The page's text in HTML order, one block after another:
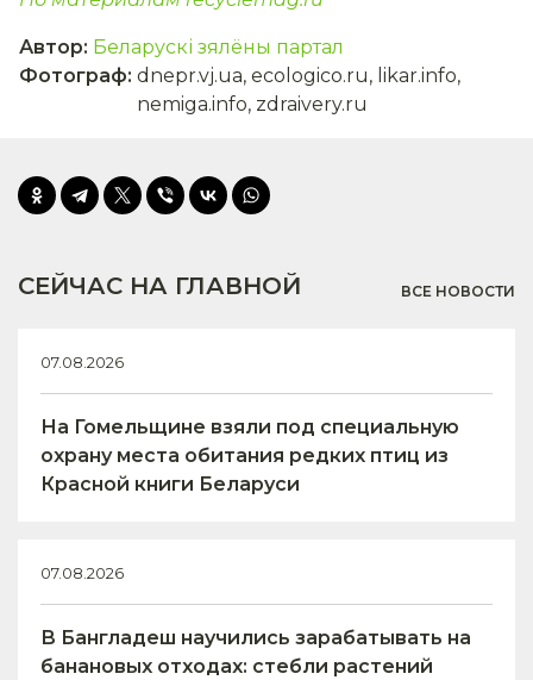
Автор: Беларускі зялёны партал
Фотограф: dnepr.vj.ua, ecologico.ru, likar.info,
nemiga.info, zdraivery.ru
СЕЙЧАС НА ГЛАВНОЙ ВСЕ НОВОСТИ
07.08.2026
На Гомельщине взяли под специальную
охрану места обитания редких птиц из
Красной книги Беларуси
07.08.2026
В Бангладеш научились зарабатывать на
банановых отходах: стебли растений